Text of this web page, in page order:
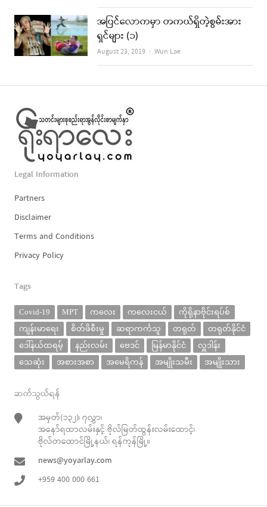
အပြင်လောကမှာ တကယ်ရှိတဲ့စွမ်းအား
ရှင်များ (၁)
August 23, 2019 Author
Wun Lae
Legal Information
Partners
Disclaimer
Terms and Conditions
Privacy Policy
Tags
Covid-19 MPT ကလေး ကလေးငယ်
ကိုရိုနာဗိုင်းရပ်စ်
ကျန်းမာရေး
စိတ်ဖိစီးမှု ဆရာကင်္ကသူ တရုတ်
တရုတ်နိုင်ငံ
ဒေါ်နယ်ထရမ့်
နည်းလမ်း ဗေဒင် မြန်မာနိုင်ငံ
လှူဒါန်း
သေဆုံး
အစားအစာ အမေရိကန် အမျိုးသမီး အမျိုးသား
ဆက်သွယ်ရန်
အမှတ်(၁၃၂)၊ ၇လွှာ၊
အနော်ရထာလမ်းနှင့် ဗိုလ်မြတ်ထွန်းလမ်းထောင့်၊
ဗိုလ်တထောင်မြို့နယ်၊ ရန်ကုန်မြို့။
news@yoyarlay.com
+959 400 000 661